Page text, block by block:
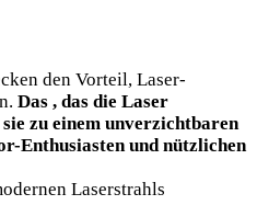
den Vorteil, ‍Laser-
Das ,‍ das die⁢ Laser
zu einem unverzichtbaren
Enthusiasten und nützlichen